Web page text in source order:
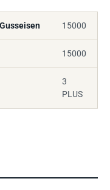
15000
15000
3
PLUS